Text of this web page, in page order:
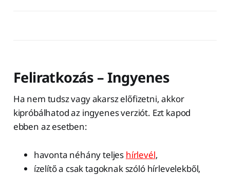
Feliratkozás – Ingyenes
Ha nem tudsz vagy akarsz előfizetni, akkor
kipróbálhatod az ingyenes verziót. Ezt kapod
ebben az esetben:
havonta néhány teljes hírlevél,
ízelítő a csak tagoknak szóló hírlevelekből,